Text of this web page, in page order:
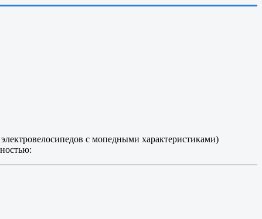
с мопедными характеристиками)